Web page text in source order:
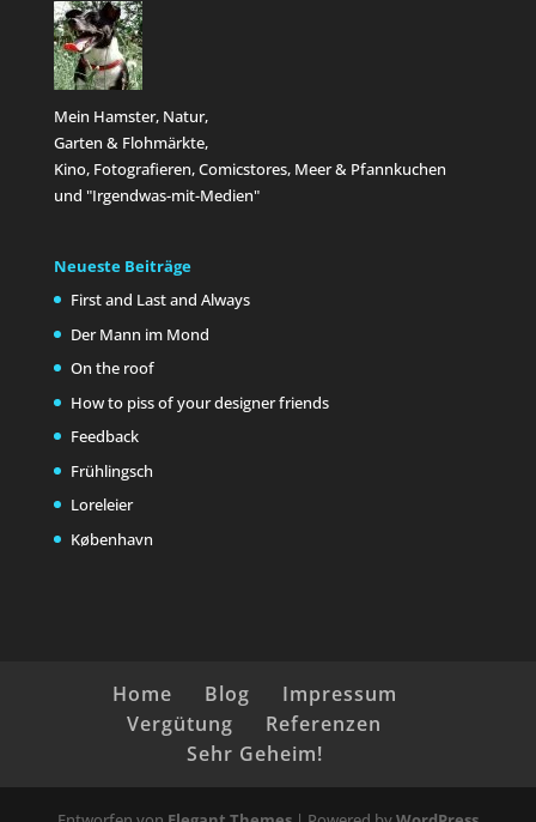
Mein Hamster, Natur,
Garten & Flohmärkte,
Kino, Fotografieren, Comicstores, Meer & Pfannkuchen
und "Irgendwas-mit-Medien"
Neueste Beiträge
First and Last and Always
Der Mann im Mond
On the roof
How to piss of your designer friends
Feedback
Frühlingsch
Loreleier
København
Home Blog
Impressum
Vergütung
Referenzen
Sehr Geheim!